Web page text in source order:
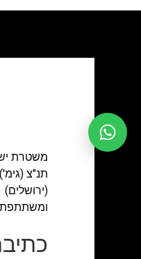
משטרת
תנ"צ
(ירושלים)